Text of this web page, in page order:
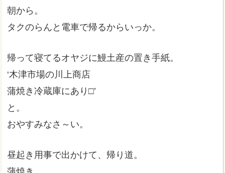
朝から。
タクのらんと電車で帰るからいっか。
帰って寝てるオヤジに鰻土産の置き手紙。
‘木津市場の川上商店
蒲焼き冷蔵庫にあり□’
と。
おやすみなさ～い。
昼起き用事で出かけて、帰り道。